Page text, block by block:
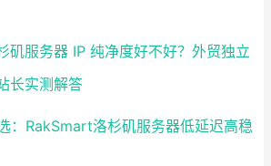
矶服务器 IP 纯净度好不好？外贸独立
长实测解答
：RakSmart洛杉矶服务器低延迟高稳